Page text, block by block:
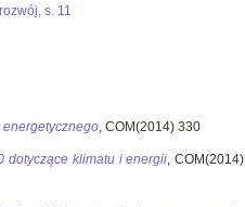
s. 11
, COM(2014) 330
dotyczące klimatu i energii, COM(2014)